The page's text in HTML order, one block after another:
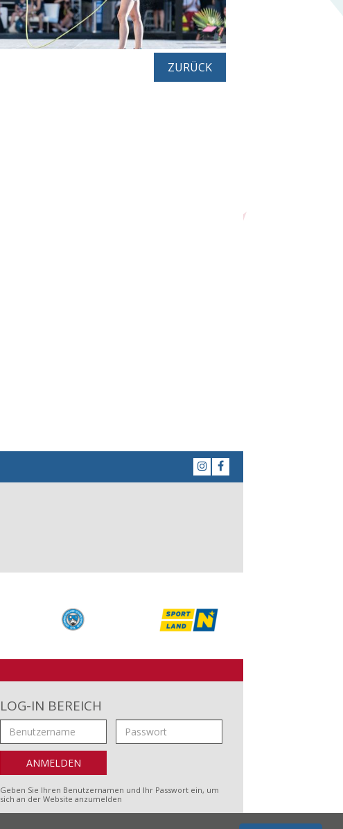
ZURÜCK
LOG-IN BEREICH
Geben Sie Ihren Benutzernamen und Ihr Passwort ein, um
sich an der Website anzumelden